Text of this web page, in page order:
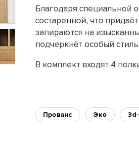
Благодаря специальной
состаренной, что
запираются на
подчеркнёт особый
В комплект входят 4
Прованс Эко